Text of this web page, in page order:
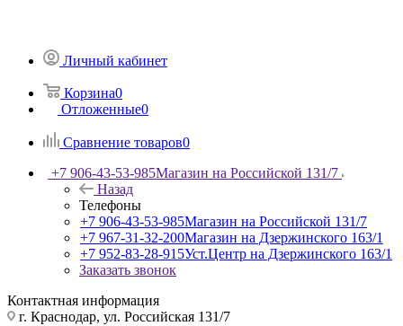
Личный кабинет
Корзина0
Отложенные0
Сравнение товаров0
+7 906-43-53-985Магазин на Российской 131/7
Назад
Телефоны
+7 906-43-53-985Магазин на Российской 131/7
+7 967-31-32-200Магазин на Дзержинского 163/1
+7 952-83-28-915Уст.Центр на Дзержинского 163/1
Заказать звонок
Контактная информация
г. Краснодар, ул. Российская 131/7